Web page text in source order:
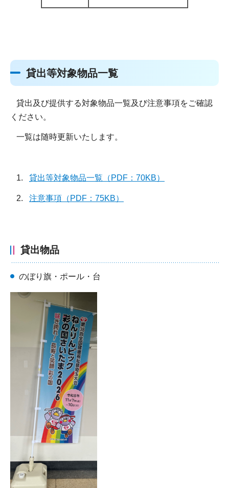
貸出等対象物品一覧
貸出及び提供する対象物品一覧及び注意事項をご確認
ください。
一覧は随時更新いたします。
1. 貸出等対象物品一覧（PDF：70KB）
2. 注意事項（PDF：75KB）
貸出物品
のぼり旗・ポール・台